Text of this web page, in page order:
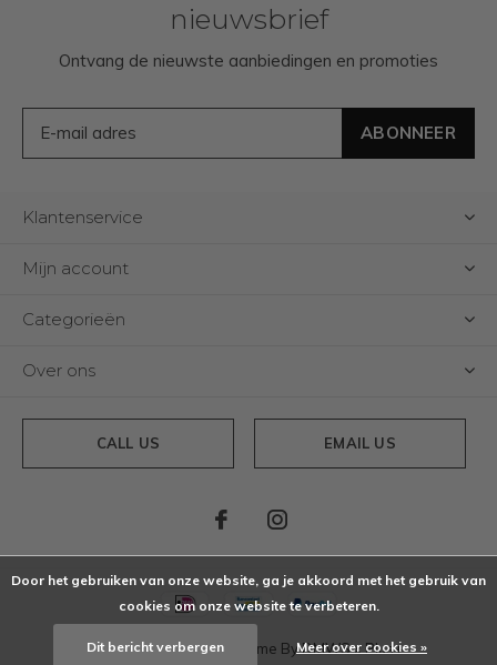
nieuwsbrief
Ontvang de nieuwste aanbiedingen en promoties
ABONNEER
Klantenservice
Mijn account
Categorieën
Over ons
CALL US EMAIL US
© Copyright2026- Theme ByDMWSx Plus+
Door het gebruiken van onze website, ga je akkoord met het gebruik van
cookies om onze website te verbeteren.
Dit bericht verbergen Meer over cookies »